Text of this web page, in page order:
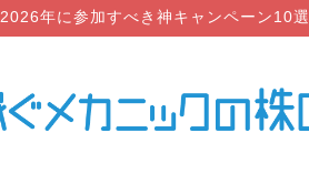
年に参加すべき神キャンペーン10選